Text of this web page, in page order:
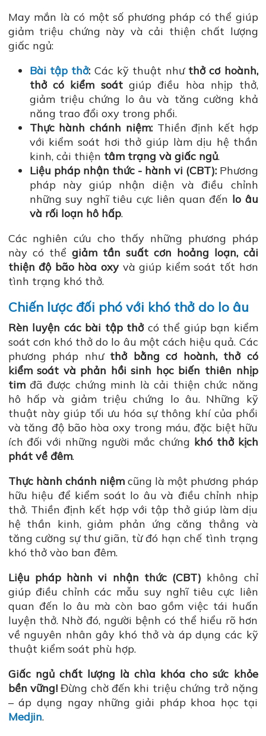
May mắn là có một số phương pháp có thể giúp
giảm triệu chứng này và cải thiện chất lượng
giấc ngủ:
Bài tập thở: Các kỹ thuật như thở cơ hoành,
thở có kiểm soátgiúp điều hòa nhịp thở,
giảm triệu chứng lo âu và tăng cường khả
năng trao đổi oxy trong phổi.
Thực hành chánh niệm: Thiền định kết hợp
với kiểm soát hơi thở giúp làm dịu hệ thần
kinh, cải thiện tâm trạng và giấc ngủ.
Liệu pháp nhận thức - hành vi (CBT):Phương
pháp này giúp nhận diện và điều chỉnh
những suy nghĩ tiêu cực liên quan đến lo âu
và rối loạn hô hấp.
Các nghiên cứu cho thấy những phương pháp
này có thể giảm tần suất cơn hoảng loạn, cải
thiện độ bão hòa oxyvà giúp kiểm soát tốt hơn
tình trạng khó thở.
Chiến lược đối phó với khó thở do lo âu
Rèn luyện các bài tập thởcó thể giúp bạn kiểm
soát cơn khó thở do lo âu một cách hiệu quả. Các
phương pháp như thở bằng cơ hoành, thở có
kiểm soát và phản hồi sinh học biến thiên nhịp
timđã được chứng minh là cải thiện chức năng
hô hấp và giảm triệu chứng lo âu. Những kỹ
thuật này giúp tối ưu hóa sự thông khí của phổi
và tăng độ bão hòa oxy trong máu, đặc biệt hữu
ích đối với những người mắc chứng khó thở kịch
phát về đêm.
Thực hành chánh niệmcũng là một phương pháp
hữu hiệu để kiểm soát lo âu và điều chỉnh nhịp
thở. Thiền định kết hợp với tập thở giúp làm dịu
hệ thần kinh, giảm phản ứng căng thẳng và
tăng cường sự thư giãn, từ đó hạn chế tình trạng
khó thở vào ban đêm.
Liệu pháp hành vi nhận thức (CBT) không chỉ
giúp điều chỉnh các mẫu suy nghĩ tiêu cực liên
quan đến lo âu mà còn bao gồm việc tái huấn
luyện thở. Nhờ đó, người bệnh có thể hiểu rõ hơn
về nguyên nhân gây khó thở và áp dụng các kỹ
thuật kiểm soát phù hợp.
Giấc ngủ chất lượng là chìa khóa cho sức khỏe
bền vững!Đừng chờ đến khi triệu chứng trở nặng
– áp dụng ngay những giải pháp khoa học tại
Medjin.